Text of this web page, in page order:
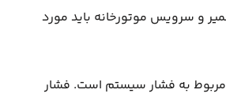
و سرویس موتورخانه باید مورد
به فشار سیستم است. فشار